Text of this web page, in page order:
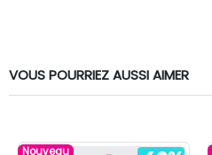
VOUS POURRIEZ AUSSI AIMER
Nouveau